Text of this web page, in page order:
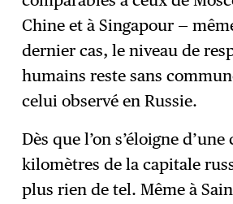
Chine et à Singapour —
dernier cas, le niveau de
humains reste sans
celui observé en Russie.
Dès que l’on s’éloigne
kilomètres de la capitale
plus rien de tel. Même à